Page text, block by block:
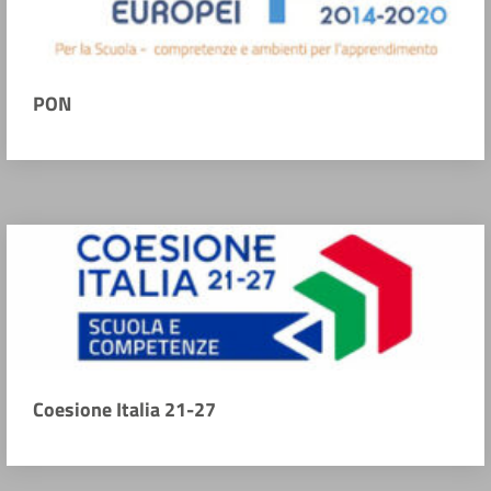
PON
Coesione Italia 21-27